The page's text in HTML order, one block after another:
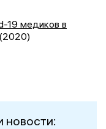
19 медиков в
(2020)
новости: